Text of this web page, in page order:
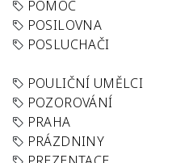
POMOC
POSILOVNA
POSLUCHAČI
POULIČNÍ UMĚLCI
POZOROVÁNÍ
PRAHA
PRÁZDNINY